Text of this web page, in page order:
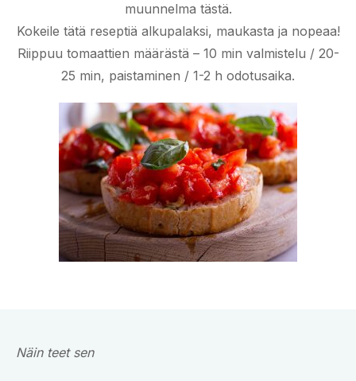
muunnelma tästä.
Kokeile tätä reseptiä alkupalaksi, maukasta ja nopeaa!
Riippuu tomaattien määrästä – 10 min valmistelu / 20-
25 min, paistaminen / 1-2 h odotusaika.
Näin teet sen